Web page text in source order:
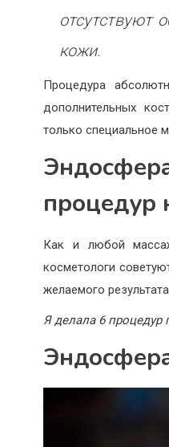
отсутствуют
кожи.
Процедура
дополнительных
только специальное
процедур
Как и любой
косметологи
желаемого
Я делала 6 процедур